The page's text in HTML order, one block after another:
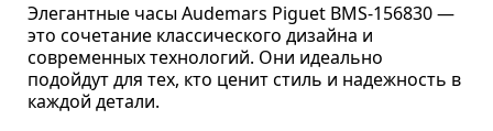
Элегантные часы Audemars Piguet BMS-156830 —
это сочетание классического дизайна и
современных технологий. Они идеально
подойдут для тех, кто ценит стиль и надежность в
каждой детали.